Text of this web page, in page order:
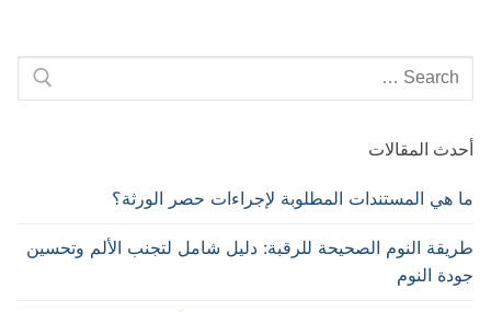
Search
for:
أحدث المقالات
ما هي المستندات المطلوبة لإجراءات حصر الورثة؟
طريقة النوم الصحيحة للرقبة: دليل شامل لتجنب الألم وتحسين
جودة النوم